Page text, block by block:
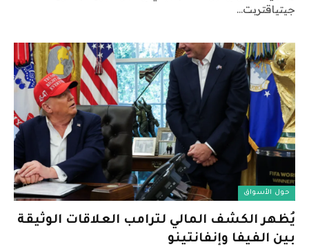
جيتياقتربت…
حول الأسواق
يُظهر الكشف المالي لترامب العلاقات الوثيقة
بين الفيفا وإنفانتينو